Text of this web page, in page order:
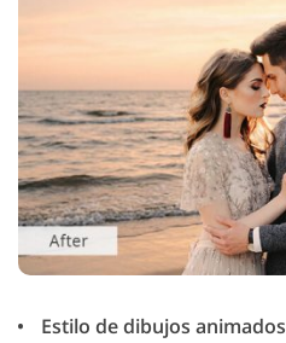
Estilo de dibujos animados